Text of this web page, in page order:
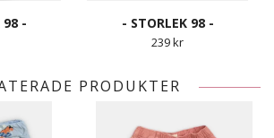
98 - - STORLEK 98 -
239 kr
PRODUKTER